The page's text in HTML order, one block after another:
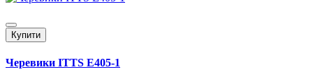
Купити
Черевики ITTS E405-1